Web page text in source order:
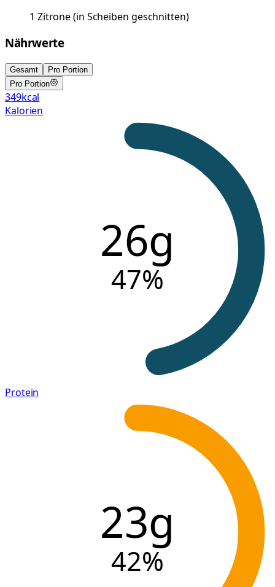
1 Zitrone(in Scheiben geschnitten)
Nährwerte
Gesamt
Pro Portion
Pro Portion
349kcal
Kalorien
26g
47%
Protein
23g
42%